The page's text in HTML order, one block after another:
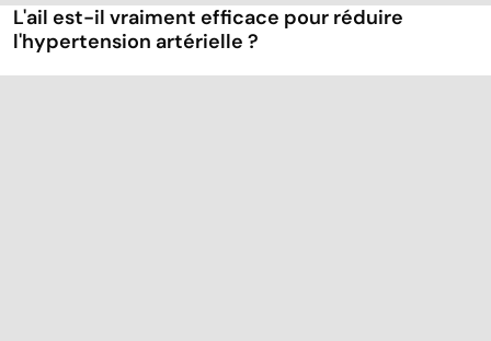
L'ail est-il vraiment efficace pour réduire
l'hypertension artérielle ?